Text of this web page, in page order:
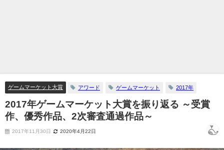
ゲームマーケット大賞 アワード ゲームマーケット 2017年
2017年ゲームマーケット大賞を振り返る ～受賞
作、優秀作品、2次審査通過作品～
2017年11月30日 2020年4月22日